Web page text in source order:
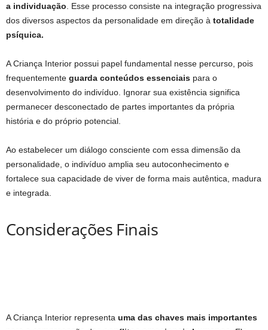
a individuação . Esse processo consiste na integração progressiva
dos diversos aspectos da personalidade em direção à totalidade
psíquica.
A Criança Interior possui papel fundamental nesse percurso, pois
frequentemente guarda conteúdos essenciais para o
desenvolvimento do indivíduo. Ignorar sua existência significa
permanecer desconectado de partes importantes da própria
história e do próprio potencial.
Ao estabelecer um diálogo consciente com essa dimensão da
personalidade, o indivíduo amplia seu autoconhecimento e
fortalece sua capacidade de viver de forma mais autêntica, madura
e integrada.
Considerações Finais
A Criança Interior representa uma das chaves mais importantes